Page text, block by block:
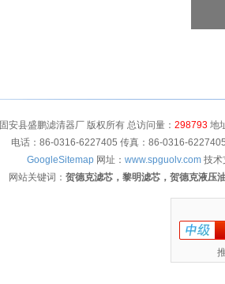
固安县盛鹏滤清器厂 版权所有 总访问量： 298793地
电话：86-0316-6227405 传真：86-0316-
GoogleSitemap 网址： www.spguolv.com 技术
网站关键词： 贺德克滤芯，黎明滤芯，贺德克液压